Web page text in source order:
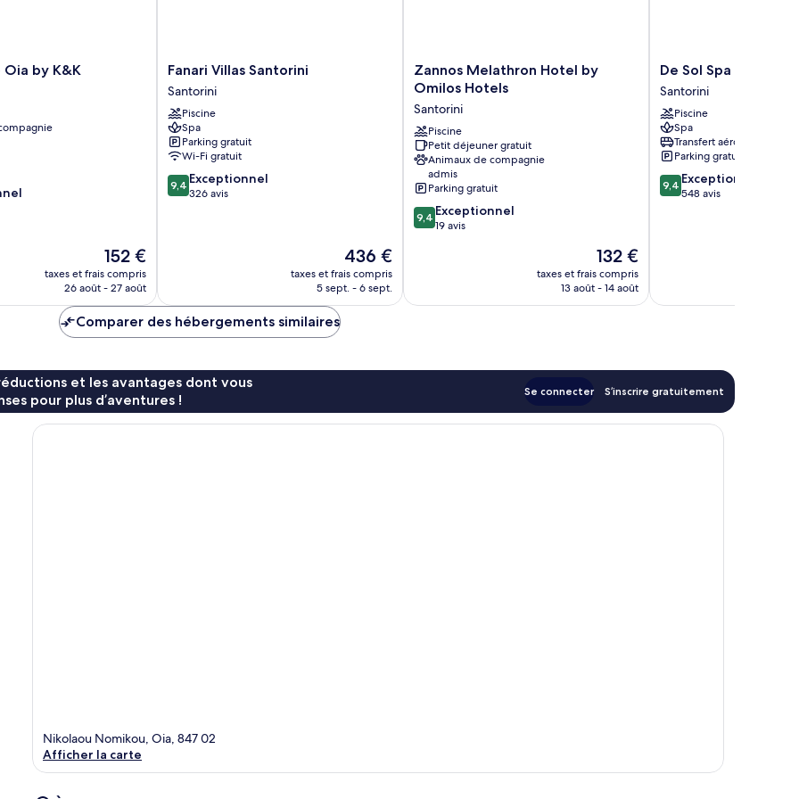
Oia by K&K
Le
nouveau
prix
de
152 €
152 €
taxes et frais compris
26 août - 27 août
Fanari
Villas
Santorini
Santorini
Fanari Villas Santorini
Santorini
Piscine
Spa
Parking gratuit
Wi-Fi gratuit
9.4
sur
9,4 Exceptionnel
326 avis
Le
nouveau
prix
436 €
taxes et frais compris
5 sept. - 6 sept.
Zannos
Melathron
by
Omilos
Hotels
Santorini
Zannos Melathron Hotel by
Omilos Hotels
Santorini
Piscine
Petit déjeuner gratuit
Animaux de compagnie
admis
Parking gratuit
9.4
sur
9,4 Exceptionnel
19 avis
Le
nouveau
prix
132 €
taxes et frais compris
13 août - 14 août
De
Sol
Spa
Hotel
Santorini
De Sol Spa Hotel
Santorini
Piscine
Spa
Transfert aéroport
Parking gratuit
9.4
sur
9,4 Exceptionnel
548 avis
Comparer des hébergements similaires
et les avantages dont vous
pour plus d’aventures !
Se connecter S’inscrire gratuitement
Nikolaou Nomikou, Oia, 847 02
Afficher la carte